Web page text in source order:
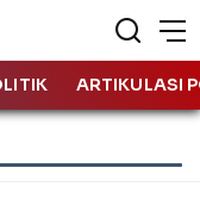
ARTIKULASI